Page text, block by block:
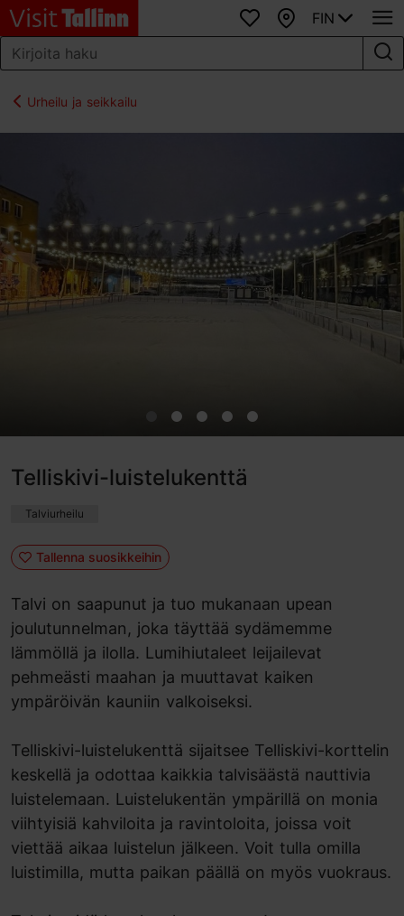
SuosikitKartta
FIN
Urheilu ja seikkailu
Telliskivi-luistelukenttä
Talviurheilu
Tallenna suosikkeihin
Talvi on saapunut ja tuo mukanaan upean
joulutunnelman, joka täyttää sydämemme
lämmöllä ja ilolla. Lumihiutaleet leijailevat
pehmeästi maahan ja muuttavat kaiken
ympäröivän kauniin valkoiseksi.
Telliskivi-luistelukenttä sijaitsee Telliskivi-korttelin
keskellä ja odottaa kaikkia talvisäästä nauttivia
luistelemaan. Luistelukentän ympärillä on monia
viihtyisiä kahviloita ja ravintoloita, joissa voit
viettää aikaa luistelun jälkeen. Voit tulla omilla
luistimilla, mutta paikan päällä on myös vuokraus.